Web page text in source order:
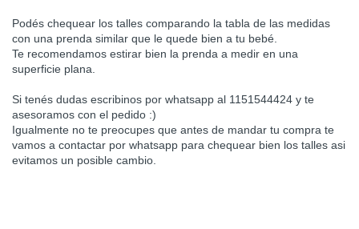
Podés chequear los talles comparando la tabla de las medidas
con una prenda similar que le quede bien a tu bebé.
Te recomendamos estirar bien la prenda a medir en una
superficie plana.
Si tenés dudas escribinos por whatsapp al 1151544424 y te
asesoramos con el pedido :)
Igualmente no te preocupes que antes de mandar tu compra te
vamos a contactar por whatsapp para chequear bien los talles asi
evitamos un posible cambio.